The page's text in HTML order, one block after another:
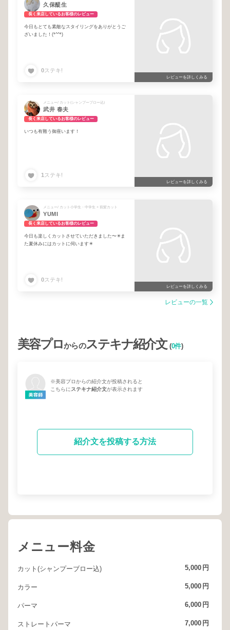
久保醍生
長く来店しているお客様のレビュー
今日もとても素敵なスタイリングをありがとうご
ざいました！(*^^*)
0ステキ!
レビューを詳しくみる
メニュー/ カット(シャンプーブロー込)
武井 春夫
長く来店しているお客様のレビュー
いつも有難う御座います！
1 ステキ!
レビューを詳しくみる
メニュー/ カット小学生・中学生 + 前髪カット
YUMI
長く来店しているお客様のレビュー
今日も楽しくカットさせていただきました〜✴️ま
た夏休みにはカットに伺います✴️
0ステキ!
レビューを詳しくみる
レビューの一覧
美容プロからのステキナ紹介文(0件)
※美容プロからの紹介文が投稿されると
こちらにステキナ紹介文が表示されます
紹介文を投稿する方法
メニュー料金
カット(シャンプーブロー込) 5,000 円
カラー 5,000 円
パーマ 6,000 円
ストレートパーマ 7,000 円